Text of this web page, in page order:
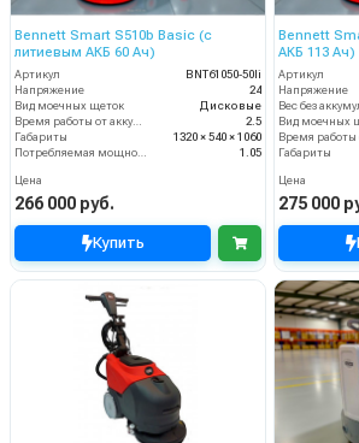
Bennett Smart S510b Basic (с
литиевым АКБ 60 Ач)
Артикул
BNT61050-50li
Напряжение
24
Вид моечных щеток
Дисковые
Время работы от аккумуляторов (ч)
2.5
Габариты
1320 × 540 × 1060
1.05
Цена
266 000 руб.
Купить
Bennett
АКБ 113 Ач)
Артикул
Напряжение
Вид моечных
Габариты
Цена
275 000